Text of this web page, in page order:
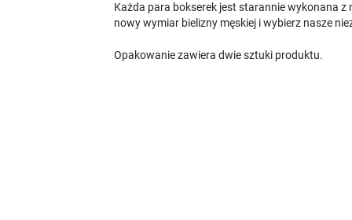
Każda para bokserek jest starannie wykonana z
nowy wymiar bielizny męskiej i wybierz nasze
Opakowanie zawiera dwie sztuki produktu.